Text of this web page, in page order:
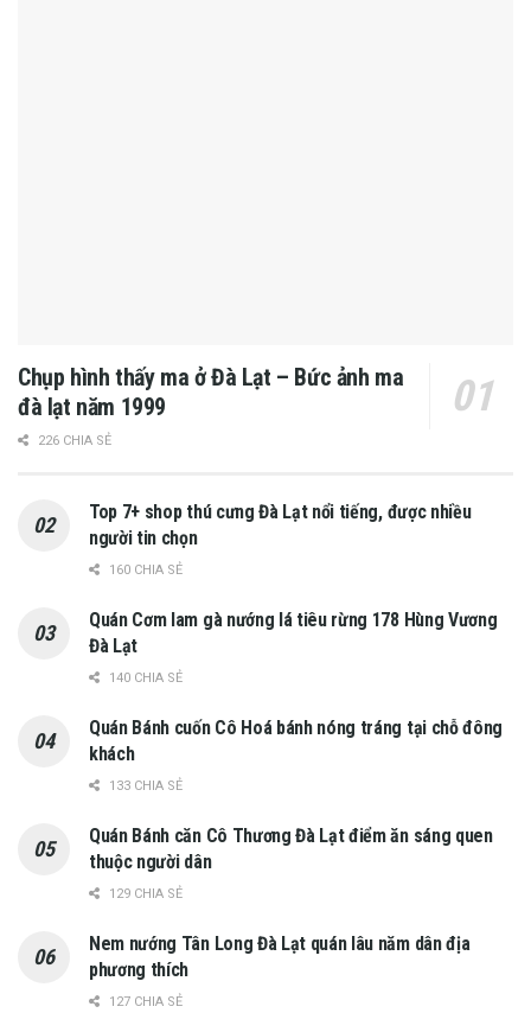
Chụp hình thấy ma ở Đà Lạt – Bức ảnh ma
đà lạt năm 1999
226 CHIA SẺ
Top 7+ shop thú cưng Đà Lạt nổi tiếng, được nhiều
người tin chọn
160 CHIA SẺ
Quán Cơm lam gà nướng lá tiêu rừng 178 Hùng Vương
Đà Lạt
140 CHIA SẺ
Quán Bánh cuốn Cô Hoá bánh nóng tráng tại chỗ đông
khách
133 CHIA SẺ
Quán Bánh căn Cô Thương Đà Lạt điểm ăn sáng quen
thuộc người dân
129 CHIA SẺ
Nem nướng Tân Long Đà Lạt quán lâu năm dân địa
phương thích
127 CHIA SẺ